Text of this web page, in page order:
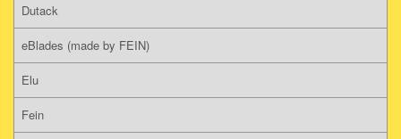
Dutack
eBlades (made by FEIN)
Elu
Fein